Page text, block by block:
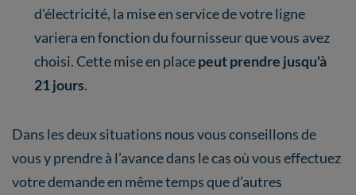
d'électricité, la mise en service de votre ligne
variera en fonction du fournisseur que vous avez
choisi. Cette mise en placepeut prendre jusqu'à
21 jours.
Dans les deux situations nous vous conseillons de
vous y prendre à l’avance dans le cas où vous effectuez
votre demande en même temps que d’autres